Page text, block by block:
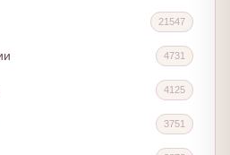
21547
4731
4125
3751